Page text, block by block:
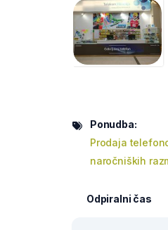
Ponudba:
Prodaja
naročniških
Odpiralni čas